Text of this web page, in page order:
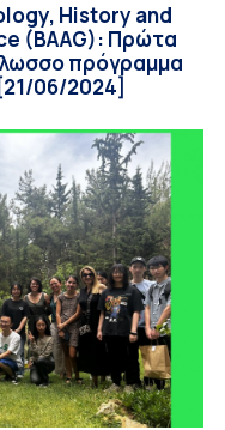
History and
(BAAG): Πρώτα
πρόγραμμα
06/2024]